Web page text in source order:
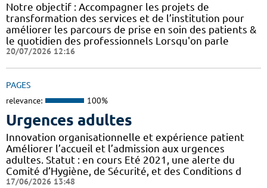
Notre objectif : Accompagner les projets de
transformation des services et de l’institution pour
améliorer les parcours de prise en soin des patients &
le quotidien des professionnels Lorsqu'on parle
20/07/2026 12:16
PAGES
relevance: 100%
Urgences adultes
Innovation organisationnelle et expérience patient
Améliorer l’accueil et l’admission aux urgences
adultes. Statut : en cours Eté 2021, une alerte du
Comité d’Hygiène, de Sécurité, et des Conditions d
17/06/2026 13:48